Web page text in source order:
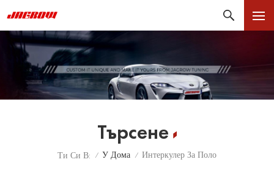
Търсене
Ти Си В: / У Дома / Интеркулер За Поло